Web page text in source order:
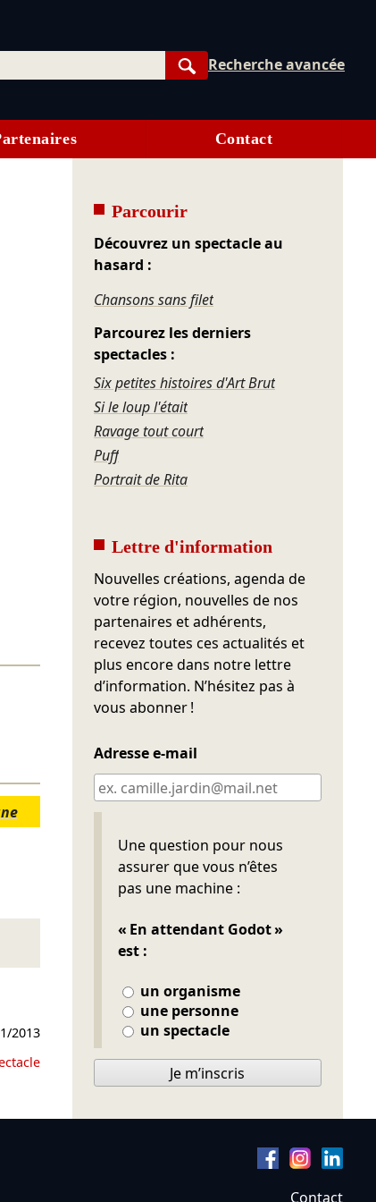
Rechercher
Recherche avancée
Contact
2013
Parcourir
Découvrez un spectacle au
hasard :
Chansons sans filet
Parcourez les derniers
spectacles :
Six petites histoires d'Art Brut
Si le loup l'était
Ravage tout court
Puff
Portrait de Rita
Lettre d'information
Nouvelles créations, agenda de
votre région, nouvelles de nos
partenaires et adhérents,
recevez toutes ces actualités et
plus encore dans notre lettre
d’information. N’hésitez pas à
vous abonner !
Adresse e-mail
Une question pour nous
assurer que vous n’êtes
pas une machine :
« En attendant Godot »
est :
un organisme
une personne
un spectacle
Ne pas remplir
Je m’inscris
Contact